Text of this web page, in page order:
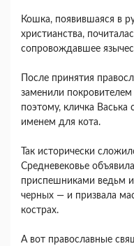
Кошка, появившаяся в
христианства,
сопровождавшее
После принятия
заменили
поэтому, кличка
именем для кота.
Так исторически
Средневековье
приспешниками ведьм
черных — и призвала
кострах.
А вот православные